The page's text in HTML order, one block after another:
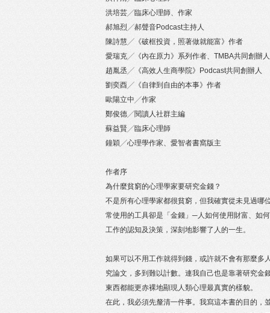
洪培芸╱臨床心理師、作家
郝旭烈╱郝聲音Podcast主持人
陳詩慧╱《破框投資，照著做就能富》作者
愛瑞克╱《內在原力》系列作者、TMBA共同創辦人
趙胤丞╱《高效人生商學院》Podcast共同創辦人
劉奕酉╱《自律到自由的本事》作者
歐陽立中╱作家
鄭俊德╱閱讀人社群主編
蘇益賢╱臨床心理師
鐘穎╱心理學作家、愛智者書窩版主
作者序
為什麼貧窮的心理學家要研究金錢？
不是所有心理學家都很貧窮，但我確實從未見過哪
常使用的工具卻是「金錢」─人如何使用財富、如
工作的認知及決策，深刻地影響了人的一生。
如果可以不用工作就得到錢，或許就不會有那麼多
究論文，多到難以計數。連我自己也是靠著研究
東西都能更赤裸地顯現人類心理最真實的樣貌。
在此，我必須先釐清一件事。我寫這本書的目的，